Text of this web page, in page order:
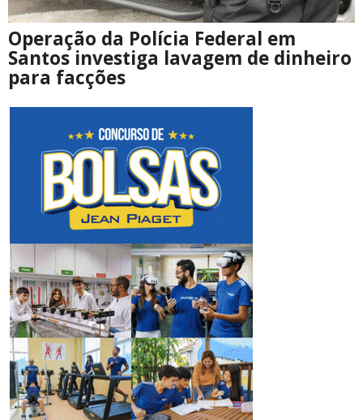
Operação da Polícia Federal em
Santos investiga lavagem de dinheiro
para facções